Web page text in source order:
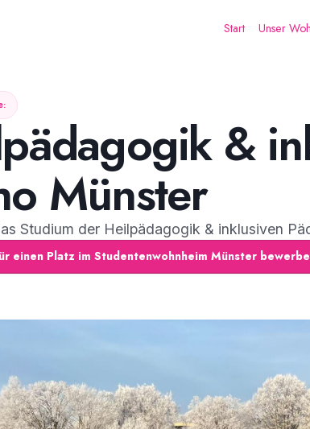
Start Unser
&
Münster
Studium der Heilpädagogik & inklusiven
einen Platz im Studentenwohnheim Münster